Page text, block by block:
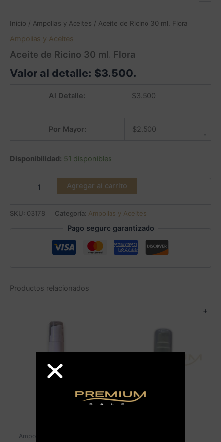
Inicio / Ampollas y Aceites / Aceite de Ricino 30 ml. Flora
Ampollas y Aceites
Aceite de Ricino 30 ml. Flora
Valor al detalle: $3.500.
Al Detalle: $3.500
Por Mayor: $2.500
Disponibilidad: 51 disponibles
-
+
Agregar al carrito
SKU: 03178 Categoría: Ampollas y Aceites
Pago seguro garantizado
Productos relacionados
Ampollas y Aceites